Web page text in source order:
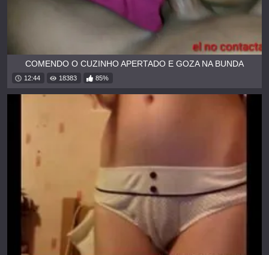
COMENDO O CUZINHO APERTADO E GOZA NA BUNDA
12:44 18383 85%